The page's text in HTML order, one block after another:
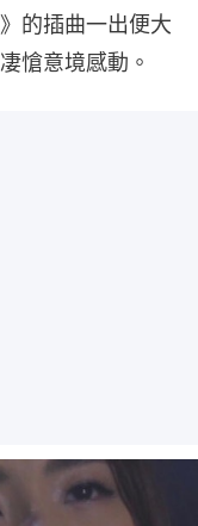
的插曲一出便大
愴意境感動。